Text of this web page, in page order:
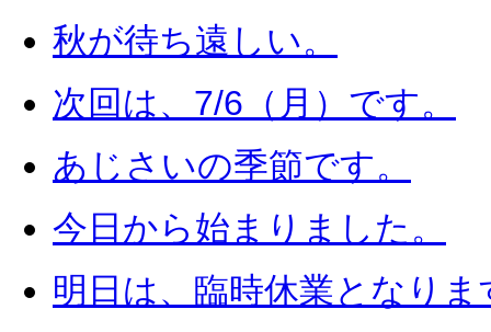
秋が待ち遠しい。
次回は、7/6（月）です。
あじさいの季節です。
今日から始まりました。
明日は、臨時休業となりま